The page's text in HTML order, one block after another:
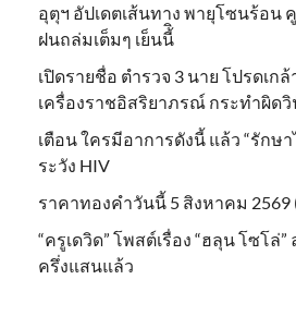
อุตุฯ อัปเดตเส้นทาง พายุโซนร้อน
ฝนถล่มเต็มๆ เย็นนี้ิ
เปิดรายชื่อ ตำรวจ 3 นาย โปรดเก
เครื่องราชอิสริยาภรณ์ กระทำผิดวิ
เตือน ใครมีอาการดังนี้ แล้ว “รักษ
ระวัง HIV
ราคาทองคำวันนี้ 5 สิงหาคม 2569
“ครูเดวิด” โพสต์เรื่อง “ฮลุน โซโล่
ครึ่งแสนแล้ว